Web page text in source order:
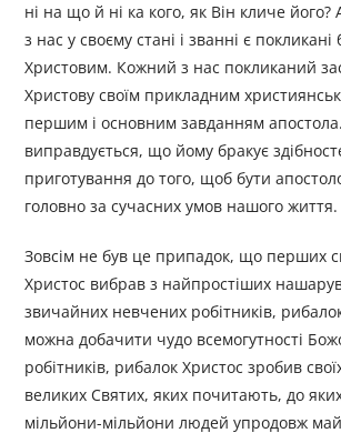
ні на що й ні ка кого, як Він кличе
з нас у своєму стані і званні є
Христовим. Кожний з нас покликаний
Христову своїм прикладним
першим і основним завданням
виправдується, що йому бракує
приготування до того, щоб бути
головно за сучасних умов нашого життя.
Зовсім не був це припадок, що перших
Христос вибрав з найпростіших
звичайних невчених робітників,
можна добачити чудо всемогутності
робітників, рибалок Христос зробив
великих Святих, яких почитають, до
мільйони-мільйони людей упродовж